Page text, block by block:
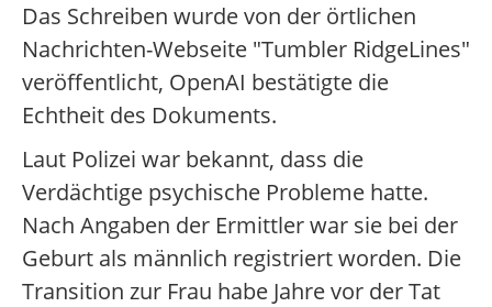
Das Schreiben wurde von der örtlichen
Nachrichten-Webseite "Tumbler RidgeLines"
veröffentlicht, OpenAI bestätigte die
Echtheit des Dokuments.
Laut Polizei war bekannt, dass die
Verdächtige psychische Probleme hatte.
Nach Angaben der Ermittler war sie bei der
Geburt als männlich registriert worden. Die
Transition zur Frau habe Jahre vor der Tat